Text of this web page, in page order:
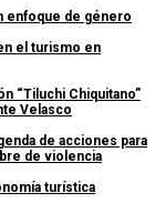
enfoque de género
el turismo en
“Tiluchi Chiquitano”
Velasco
de acciones para
de violencia
turística